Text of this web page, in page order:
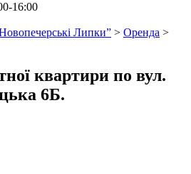
16:00
Липки” > Оренда >
квартири по вул.
6Б.